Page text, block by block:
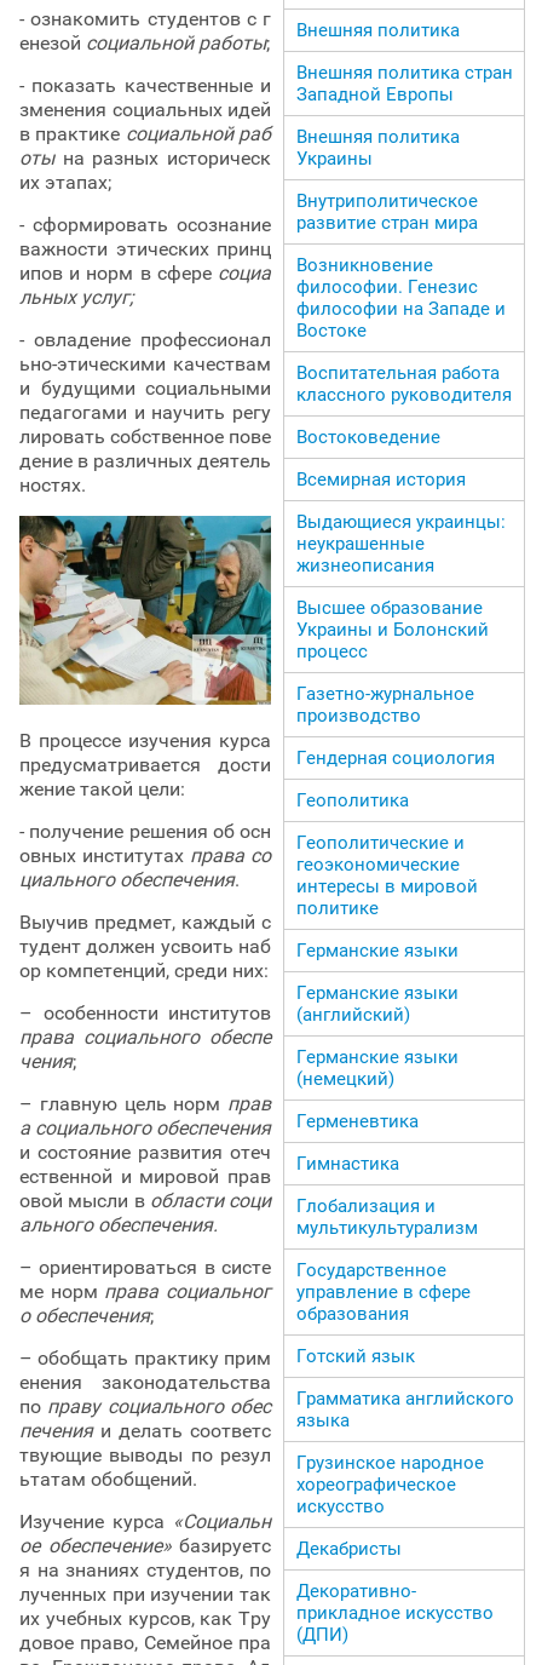
- ознакомить студентов с г
енезой социальной работы;
- показать качественные и
зменения социальных идей
в практике социальной раб
отына разных историческ
их этапах;
- сформировать осознание
важности этических принц
ипов и норм в сфере социа
льных услуг;
- овладение профессионал
ьно-этическими качествам
и будущими социальными
педагогами и научить регу
лировать собственное пове
дение в различных деятель
ностях.
В процессе изучения курса
предусматривается дости
жение такой цели:
- получение решения об осн
овных институтах права со
циального обеспечения.
Выучив предмет, каждый с
тудент должен усвоить наб
ор компетенций, среди них:
– особенности институтов
права социального обеспе
чения;
– главную цель норм прав
а социального обеспечения
и состояние развития отеч
ественной и мировой прав
овой мысли в области соци
ального обеспечения.
– ориентироваться в систе
ме норм права социальног
о обеспечения;
– обобщать практику прим
енения законодательства
по праву социального обес
печенияи делать соответс
твующие выводы по резул
ьтатам обобщений.
Изучение курса «Социальн
ое обеспечение»базируетс
я на знаниях студентов, по
лученных при изучении так
их учебных курсов, как Тру
довое право, Семейное пра
Внешняя политика
Внешняя политика стран
Западной Европы
Внешняя политика
Украины
Внутриполитическое
развитие стран мира
Возникновение
философии. Генезис
философии на Западе и
Востоке
Воспитательная работа
классного руководителя
Востоковедение
Всемирная история
Выдающиеся украинцы:
неукрашенные
жизнеописания
Высшее образование
Украины и Болонский
процесс
Газетно-журнальное
производство
Гендерная социология
Геополитика
Геополитические и
геоэкономические
интересы в мировой
политике
Германские языки
Германские языки
(английский)
Германские языки
(немецкий)
Герменевтика
Гимнастика
Глобализация и
мультикультурализм
Государственное
управление в сфере
образования
Готский язык
Грамматика английского
языка
Грузинское народное
хореографическое
искусство
Декабристы
Декоративно-
прикладное искусство
(ДПИ)